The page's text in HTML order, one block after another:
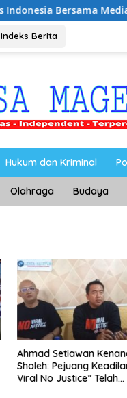
Media Magetan,
Indeks Berita
Hukum dan Kriminal
Olahraga Budaya
Ahmad Setiawan
Sholeh: Pejuang
Viral No Justice” Telah